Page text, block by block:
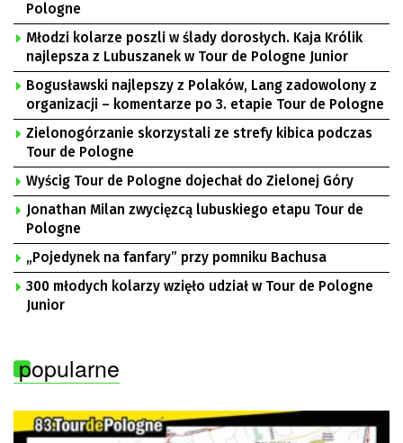
Pologne
Młodzi kolarze poszli w ślady dorosłych. Kaja Królik
najlepsza z Lubuszanek w Tour de Pologne Junior
Bogusławski najlepszy z Polaków, Lang zadowolony z
organizacji – komentarze po 3. etapie Tour de Pologne
Zielonogórzanie skorzystali ze strefy kibica podczas
Tour de Pologne
Wyścig Tour de Pologne dojechał do Zielonej Góry
Jonathan Milan zwycięzcą lubuskiego etapu Tour de
Pologne
„Pojedynek na fanfary” przy pomniku Bachusa
300 młodych kolarzy wzięło udział w Tour de Pologne
Junior
popularne